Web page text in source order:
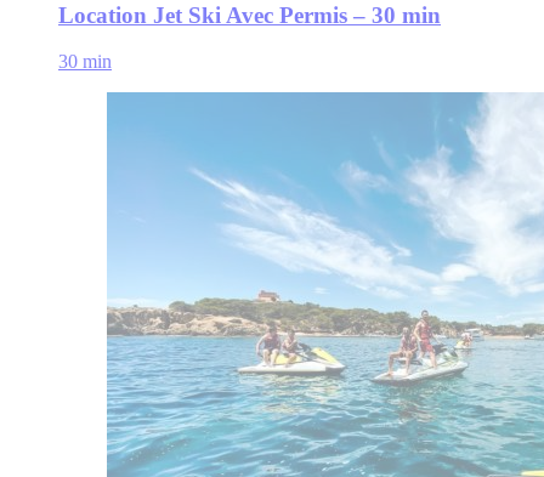
Location Jet Ski Avec Permis – 30 min
30 min